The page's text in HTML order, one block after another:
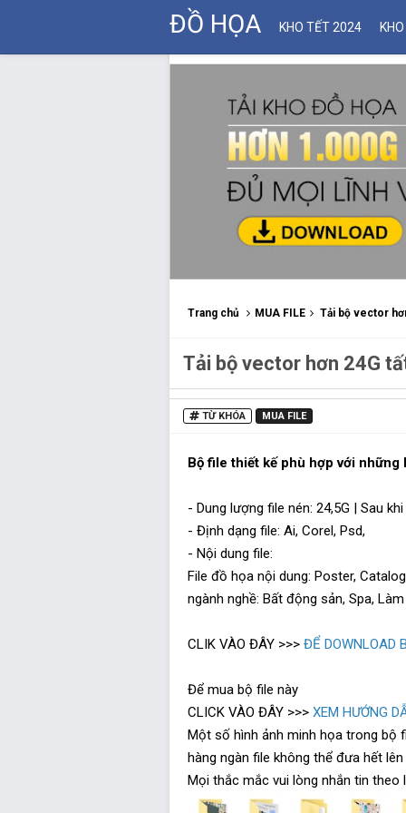
ĐỒ HỌA KHO TẾT 2024
Trang chủ MUA FILE Tải bộ vector
Tải bộ vector hơn 24G
TỪ KHÓA MUA FILE
Bộ file thiết kế phù hợp với
- Dung lượng file nén: 24,5G | Sau
- Định dạng file: Ai, Corel, Psd,
- Nội dung file:
File đồ họa nội dung: Poster,
ngành nghề: Bất động sản, Spa,
CLIK VÀO ĐÂY >>> ĐỂ DOWNLOAD
Để mua bộ file này
CLICK VÀO ĐÂY >>> XEM HƯỚNG
Một số hình ảnh minh họa trong bộ
hàng ngàn file không thể đưa hết
Mọi thắc mắc vui lòng nhắn tin theo